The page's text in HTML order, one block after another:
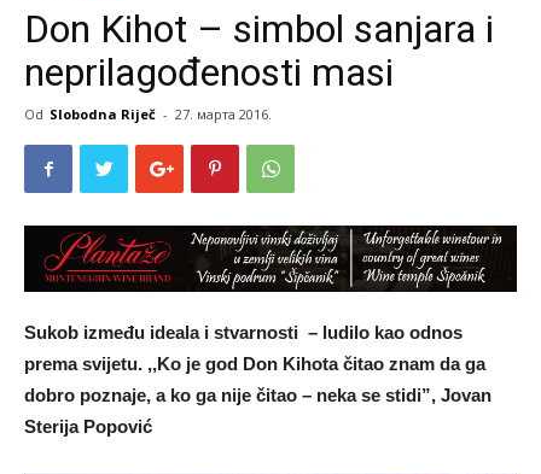
Don Kihot – simbol sanjara i
neprilagođenosti masi
Od Slobodna Riječ - 27. марта 2016.
Sukob između ideala i stvarnosti – ludilo kao odnos
prema svijetu. ,,Ko je god Don Kihota čitao znam da ga
dobro poznaje, a ko ga nije čitao – neka se stidi”, Jovan
Sterija Popović